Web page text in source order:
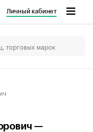
Личный кабинет
—